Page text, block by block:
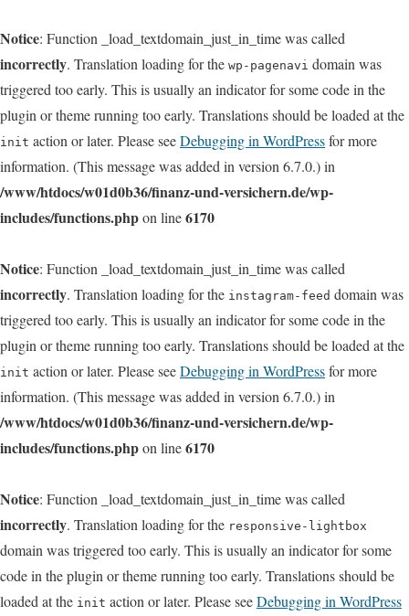
Notice: Function _load_textdomain_just_in_time was called
incorrectly. Translation loading for the wp-pagenavi domain was
triggered too early. This is usually an indicator for some code in the
plugin or theme running too early. Translations should be loaded at the
init action or later. Please seeDebugging in WordPressfor more
information. (This message was added in version 6.7.0.) in
/www/htdocs/w01d0b36/finanz-und-versichern.de/wp-
includes/functions.phpon line6170
Notice: Function _load_textdomain_just_in_time was called
incorrectly. Translation loading for the instagram-feed domain was
triggered too early. This is usually an indicator for some code in the
plugin or theme running too early. Translations should be loaded at the
init action or later. Please seeDebugging in WordPressfor more
information. (This message was added in version 6.7.0.) in
/www/htdocs/w01d0b36/finanz-und-versichern.de/wp-
includes/functions.phpon line6170
Notice: Function _load_textdomain_just_in_time was called
incorrectly. Translation loading for the responsive-lightbox
domain was triggered too early. This is usually an indicator for some
code in the plugin or theme running too early. Translations should be
loaded at the init action or later. Please seeDebugging in WordPress